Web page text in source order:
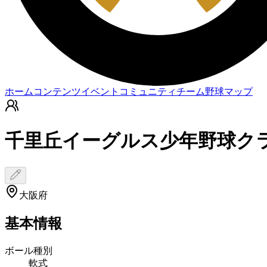
ホーム コンテンツイベント コミュニティチーム野球マップ
千里丘イーグルス少年野球ク
大阪府
基本情報
ボール種別
軟式